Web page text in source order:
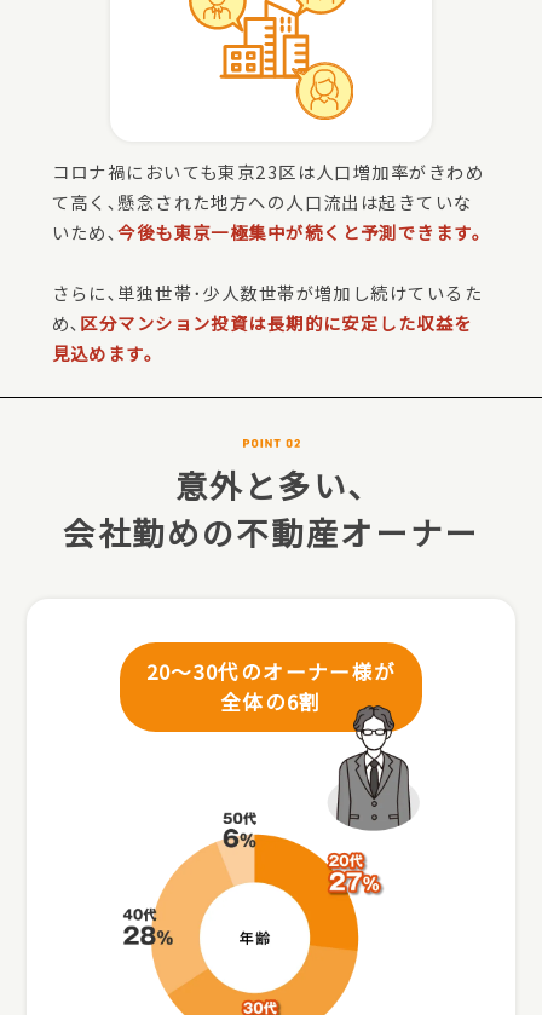
コロナ禍においても東京23区は人口増加率がきわめ
て高く､懸念された地方への人口流出は起きていな
いため､今後も東京一極集中が続くと予測できます。
さらに､単独世帯･少人数世帯が増加し続けているた
め､ 区分マンション投資は長期的に安定した収益を
見込めます。
意外と多い､
会社勤めの不動産オーナー
20～30代のオーナー様が
全体の6割